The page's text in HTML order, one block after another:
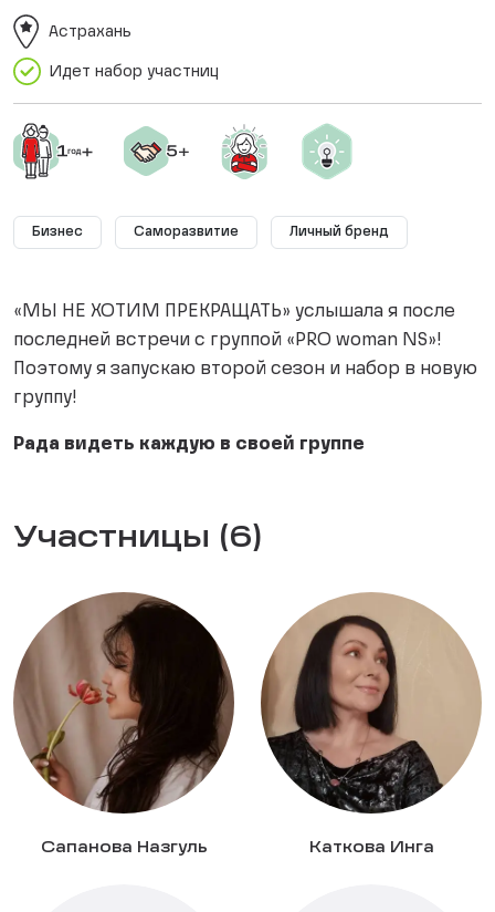
Идет набор участниц
Астрахань
Бизнес Саморазвитие Личный бренд
«МЫ НЕ ХОТИМ ПРЕКРАЩАТЬ» услышала я после
последней встречи с группой «PRO woman NS»!
Поэтому я запускаю второй сезон и набор в новую
группу!
Рада видеть каждую в своей группе
Участницы (6)
Сапанова Назгуль Каткова Инга